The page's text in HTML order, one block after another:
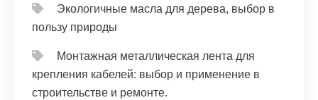
Экологичные масла для дерева, выбор в
пользу природы
Монтажная металлическая лента для
крепления кабелей: выбор и применение в
строительстве и ремонте.